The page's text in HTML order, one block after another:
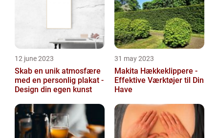
12 june 2023
Skab en unik atmosfære
med en personlig plakat -
Design din egen kunst
31 may 2023
Makita Hækkeklippere -
Effektive Værktøjer til Din
Have